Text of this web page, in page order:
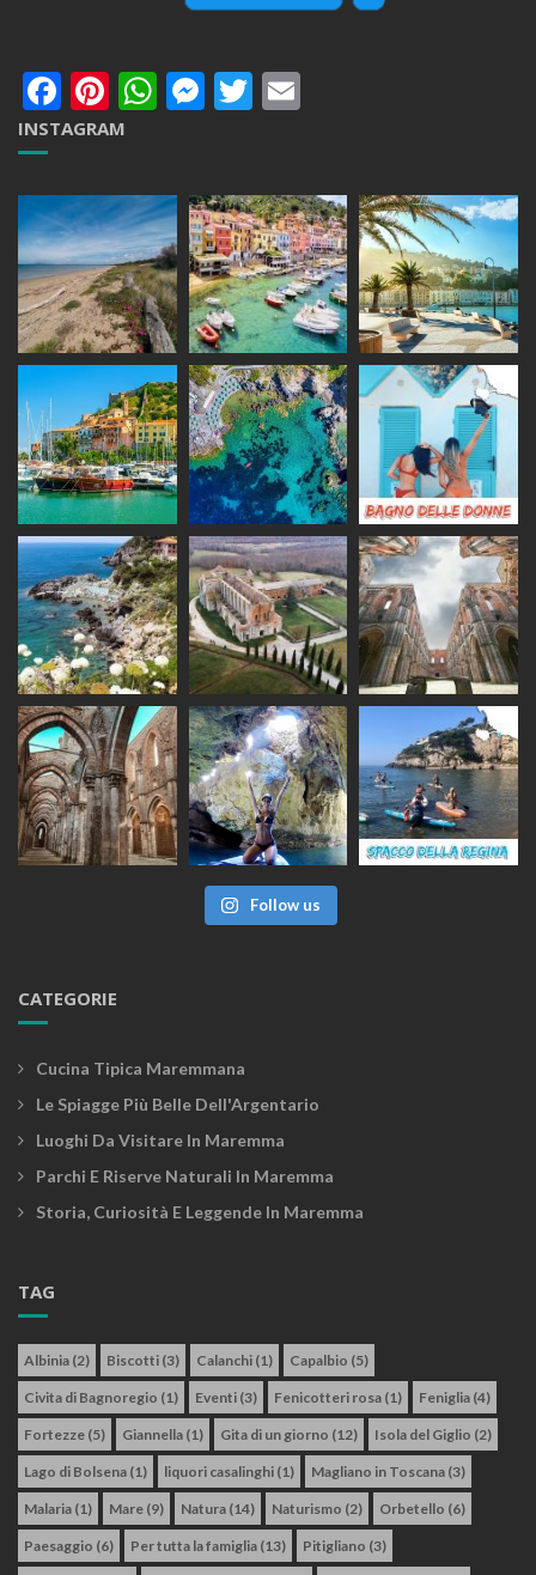
Facebook
Pinterest
WhatsApp
Messenger
Twitter
INSTAGRAM
Follow us
CATEGORIE
Cucina Tipica Maremmana
Le Spiagge Più Belle Dell'Argentario
Luoghi Da Visitare In Maremma
Parchi E Riserve Naturali In Maremma
Storia, Curiosità E Leggende In Maremma
TAG
Albinia (2) Biscotti (3) Calanchi (1) Capalbio (5)
Civita di Bagnoregio (1) Eventi (3) Fenicotteri rosa (1) Feniglia (4)
Fortezze (5) Giannella (1) Gita di un giorno (12) Isola del Giglio (2)
Lago di Bolsena (1) liquori casalinghi (1) Magliano in Toscana (3)
Malaria (1) Mare (9) Natura (14) Naturismo (2) Orbetello (6)
Paesaggio (6) Per tutta la famiglia (13) Pitigliano (3)